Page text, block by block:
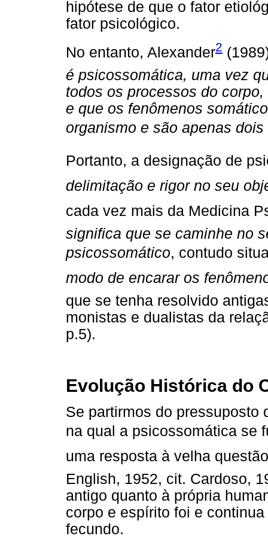
hipótese de que o fator
fator psicológico.
No entanto, Alexander2
é psicossomática, uma vez
todos os processos do
e que os fenômenos
organismo e são apenas dois
Portanto, a designação de
delimitação e rigor no seu
cada vez mais da Medicina
significa que se caminhe no
psicossomático, contudo
modo de encarar os
que se tenha resolvido
monistas e dualistas da
p.5).
Evolução Histórica do
Se partirmos do pressuposto
na qual a psicossomática se
uma resposta à velha
English, 1952, cit. Cardoso,
antigo quanto à própria
corpo e espírito foi e
fecundo.